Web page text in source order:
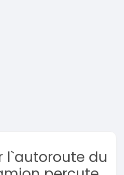
l`autoroute du